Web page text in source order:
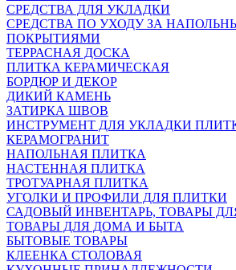
СРЕДСТВА ДЛЯ УКЛАДКИ
СРЕДСТВА ПО УХОДУ ЗА
ПОКРЫТИЯМИ
ТЕРРАСНАЯ ДОСКА
ПЛИТКА КЕРАМИЧЕСКАЯ
БОРДЮР И ДЕКОР
ДИКИЙ КАМЕНЬ
ЗАТИРКА ШВОВ
ИНСТРУМЕНТ ДЛЯ УКЛАДКИ
КЕРАМОГРАНИТ
НАПОЛЬНАЯ ПЛИТКА
НАСТЕННАЯ ПЛИТКА
ТРОТУАРНАЯ ПЛИТКА
УГОЛКИ И ПРОФИЛИ ДЛЯ ПЛИТКИ
САДОВЫЙ ИНВЕНТАРЬ, ТОВАРЫ
ТОВАРЫ ДЛЯ ДОМА И БЫТА
БЫТОВЫЕ ТОВАРЫ
КЛЕЕНКА СТОЛОВАЯ